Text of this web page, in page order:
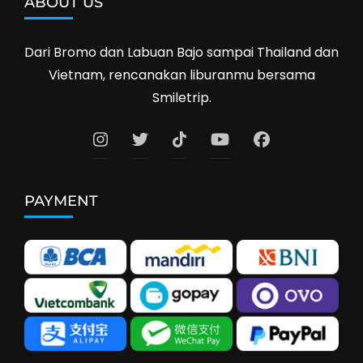
Dari Bromo dan Labuan Bajo sampai Thailand dan
Vietnam, rencanakan liburanmu bersama
Smiletrip.
PAYMENT